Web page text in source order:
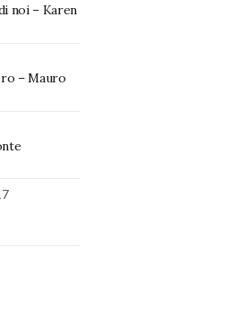
noi – Karen
– Mauro